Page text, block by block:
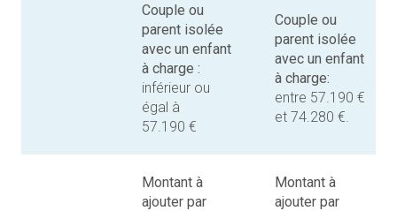
Couple ou
parent isolée
avec un enfant
à charge :
inférieur ou
égal à
57.190 €
Couple ou
parent isolée
avec un enfant
à charge:
entre 57.190 €
et 74.280 €.
Montant à
ajouter par
Montant à
ajouter par